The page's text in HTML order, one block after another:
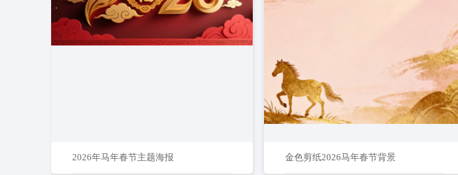
2026年马年春节主题海报 金色剪纸2026马年春节背景